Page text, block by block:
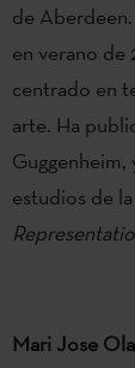
de
en verano de
centrado en
arte. Ha
estudios de
Mari Jose